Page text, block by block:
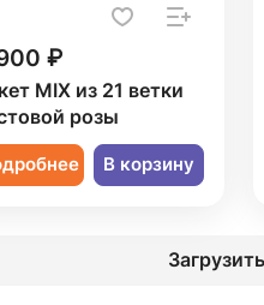
₽
MIX из 21 ветки
розы
В корзину